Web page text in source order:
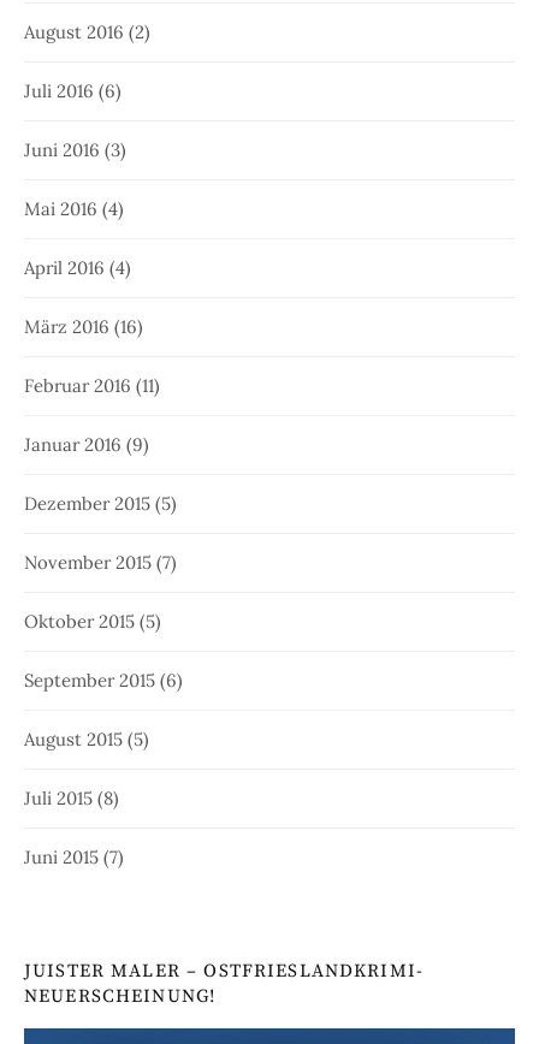
August 2016 (2)
Juli 2016 (6)
Juni 2016 (3)
Mai 2016 (4)
April 2016 (4)
März 2016 (16)
Februar 2016 (11)
Januar 2016 (9)
Dezember 2015 (5)
November 2015 (7)
Oktober 2015 (5)
September 2015 (6)
August 2015 (5)
Juli 2015 (8)
Juni 2015 (7)
JUISTER MALER – OSTFRIESLANDKRIMI-
NEUERSCHEINUNG!